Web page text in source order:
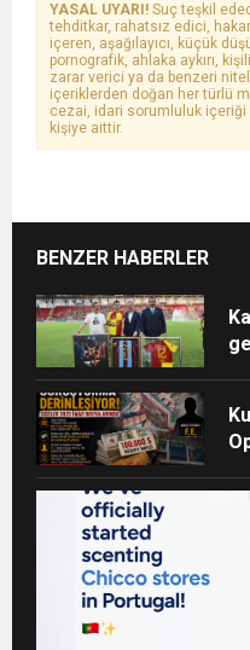
YASAL UYARI! Suç teşkil
tehditkar, rahatsız edici,
içeren, aşağılayıcı, küçük
pornografik, ahlaka aykırı,
zarar verici ya da benzeri
içeriklerden doğan her türlü
cezai, idari sorumluluk içeriği
kişiye aittir.
BENZER HABERLER